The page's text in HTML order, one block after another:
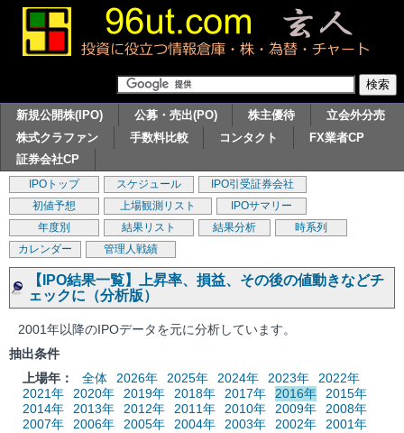
新規公開株(IPO) 公募・売出(PO) 株主優待
立会外分売
株式クラファン
手数料比較 コンタクト
FX業者CP
証券会社CP
IPOトップ スケジュール
IPO引受証券会社
初値予想
上場観測リスト
IPOサマリー
年度別
結果リスト 結果分析
時系列
カレンダー
管理人戦績
【IPO結果一覧】上昇率、損益、その後の値動きなどチ
ェックに（分析版）
2001年以降のIPOデータを元に分析しています。
抽出条件
上場年：
全体 2026年 2025年 2024年 2023年
2022年
2021年
2020年 2019年 2018年 2017年 2016年
2015年
2014年
2013年 2012年 2011年 2010年 2009年
2008年
2007年
2006年 2005年 2004年 2003年 2002年
2001年